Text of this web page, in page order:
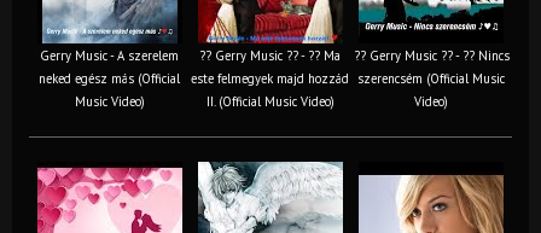
Gerry Music - A szerelem
neked egész más (Official
Music Video)
?? Gerry Music ?? - ?? Ma
este felmegyek majd hozzád
II. (Official Music Video)
?? Gerry Music ?? - ?? Nincs
szerencsém (Official Music
Video)